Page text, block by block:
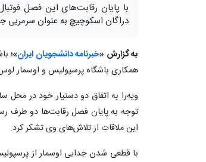
با پایان رقابت‌های این فصل
دراگان اسکوچیچ به عنوان
به گزارش «خبرنامه دانشجویان ایران»؛
همکاری باشگاه پرسپولیس و اوسمار لوس
ویه‌را به اتفاق دو دستیار خود در محل
توجه به پایان فصل رقابت‌ها دو طرف
این ملاقات از تلاش‌های وی تشکر کرد.
با قطعی شدن جدایی اوسمار از